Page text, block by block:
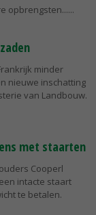
opbrengsten...
minder
nieuwe inschatting
van Landbouw.
met staarten
Cooperl
intacte staart
te betalen.